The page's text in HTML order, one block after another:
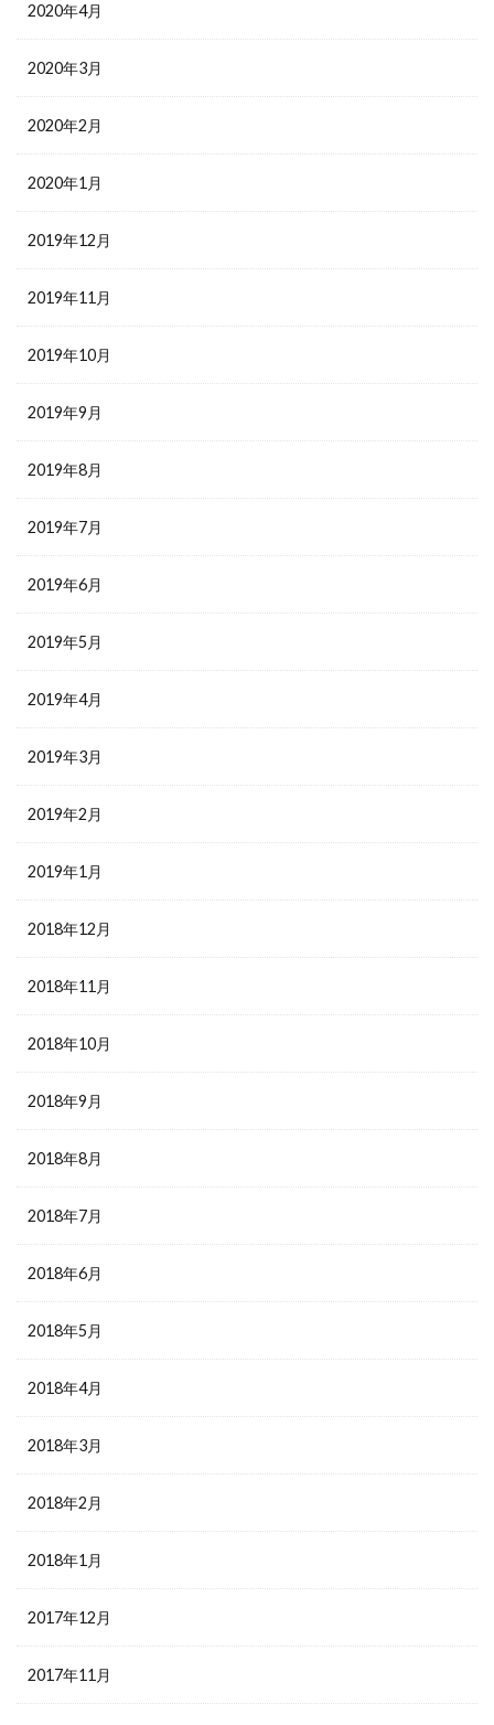
2020年4月
2020年3月
2020年2月
2020年1月
2019年12月
2019年11月
2019年10月
2019年9月
2019年8月
2019年7月
2019年6月
2019年5月
2019年4月
2019年3月
2019年2月
2019年1月
2018年12月
2018年11月
2018年10月
2018年9月
2018年8月
2018年7月
2018年6月
2018年5月
2018年4月
2018年3月
2018年2月
2018年1月
2017年12月
2017年11月